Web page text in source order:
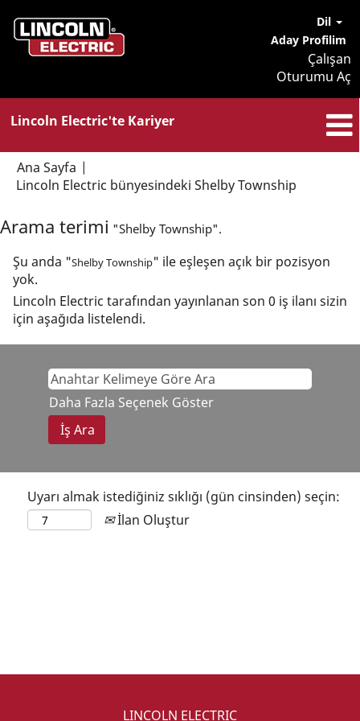
Dil
Aday Profilim
Çalışan
Oturumu Aç
Lincoln Electric'te Kariyer
Ana Sayfa |
Lincoln Electric bünyesindeki Shelby Township
Arama terimi "Shelby Township".
Şu anda "Shelby Township" ile eşleşen açık bir pozisyon
yok.
Lincoln Electric tarafından yayınlanan son 0 iş ilanı sizin
için aşağıda listelendi.
Daha Fazla Seçenek Göster
Uyarı almak istediğiniz sıklığı (gün cinsinden) seçin:
İlan Oluştur
LINCOLN ELECTRIC